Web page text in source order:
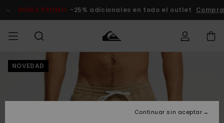
del
DOBLE PROMO -25% adicionales en todo el outlet Comprar
HOMBRE
Hombre
Snow
Hombre
Hombre
Envio
NOVEDAD
Continuar sin aceptar